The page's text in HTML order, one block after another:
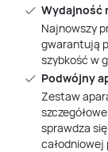
Wydajność
Najnowszy
gwarantują
szybkość w
Podwójny
Zestaw
sprawdza
całodniowej